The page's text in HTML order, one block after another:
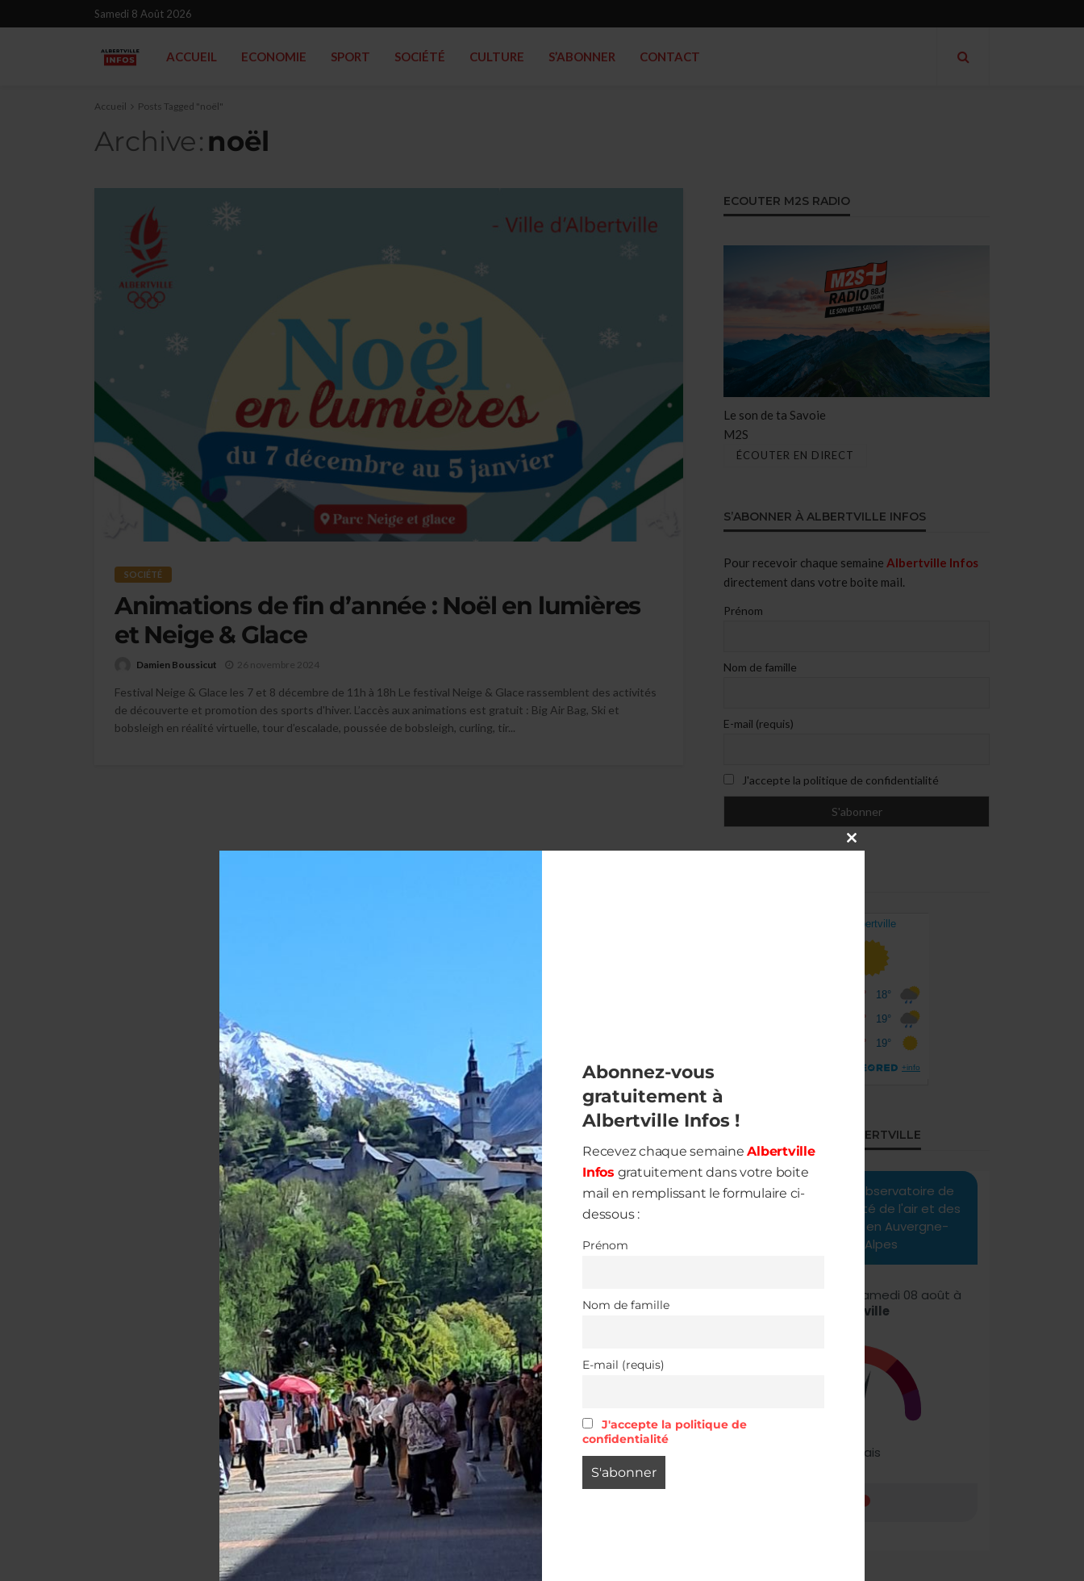
Samedi 8 Août 2026
ACCUEIL ECONOMIE SPORT SOCIÉTÉ CULTURE S’ABONNER CONTACT
Accueil Posts Tagged "noël"
Archive noël
SOCIÉTÉ
Animations de fin d’année : Noël en lumières
et Neige & Glace
Damien Boussicut 26 novembre 2024
Festival Neige & Glace les 7 et 8 décembre de 11h à 18h Le festival Neige & Glace rassemblent des activités
de découverte et promotion des sports d'hiver. L’accès aux animations est gratuit : Big Air Bag, Ski et
bobsleigh en réalité virtuelle, tour d’escalade, poussée de bobsleigh, curling, tir...
ECOUTER M2S RADIO
Le son de ta Savoie
M2S
ÉCOUTER EN DIRECT
S’ABONNER À ALBERTVILLE INFOS
Pour recevoir chaque semaine Albertville Infos
directement dans votre boite mail.
Prénom
Nom de famille
E-mail (requis)
J'accepte la politique de confidentialité
QUALITÉ DE L’AIR À ALBERTVILLE
CLOSE
Abonnez-vous
gratuitement à
Albertville Infos !
Recevez chaque semaineAlbertville
Infos gratuitement dans votre boite
mail en remplissant le formulaire ci-
dessous :
Prénom
Nom de famille
E-mail (requis)
J'accepte la politique de
confidentialité